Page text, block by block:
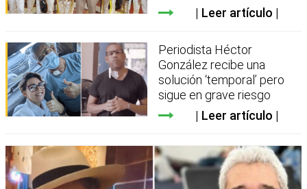
Leer artículo
Periodista Héctor
González recibe una
solución ‘temporal’ pero
sigue en grave riesgo
Leer artículo